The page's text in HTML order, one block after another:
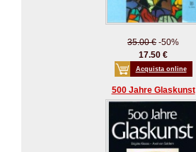
35.00 € -50%
17.50 €
Acquista online
500 Jahre Glaskunst